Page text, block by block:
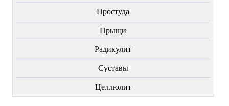
Простуда
Прыщи
Радикулит
Суставы
Целлюлит